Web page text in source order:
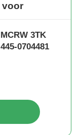
voor
3TK
0704481